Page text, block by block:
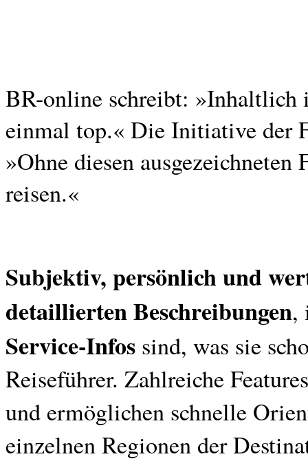
BR-online schreibt: »Inhaltlich
einmal top.« Die Initiative der
»Ohne diesen
reisen.«
Subjektiv, persönlich und
detaillierten Beschreibungen,
Service-Infos sind, was sie
Reiseführer. Zahlreiche
und ermöglichen schnelle
einzelnen Regionen der